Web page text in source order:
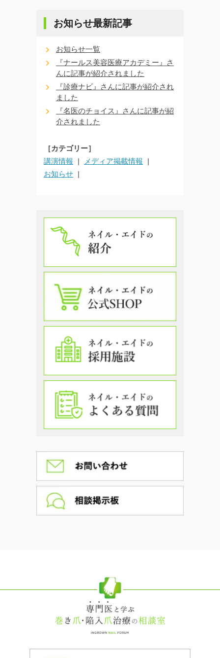
お知らせ最新記事
お知らせ一覧
『ナールス美容医療アカデミー』さ
んに記事が紹介されました
『診療ナビ』さんに記事が紹介され
ました
『名医のチョイス』さんに記事が紹
介されました
［カテゴリー］
講演情報
メディア掲載情報
お知らせ